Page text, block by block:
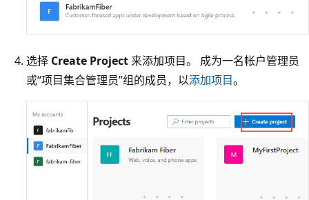
选择 Create Project 来添加项目。 成为一名帐户管理员
或“项目集合管理员”组的成员，以添加项目。